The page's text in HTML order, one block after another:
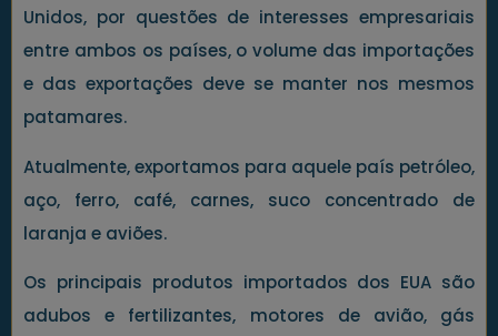
Unidos, por questões de interesses empresariais
entre ambos os países, o volume das importações
e das exportações deve se manter nos mesmos
patamares.
Atualmente, exportamos para aquele país petróleo,
aço, ferro, café, carnes, suco concentrado de
laranja e aviões.
Os principais produtos importados dos EUA são
adubos e fertilizantes, motores de avião, gás